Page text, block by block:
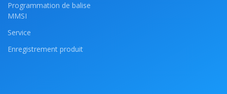
Programmation de balise
MMSI
Service
Enregistrement produit